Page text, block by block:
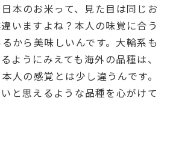
本のお米って、見た目は同じお
いますよね？本人の味覚に合う
から美味しいんです。大輪系も
ようにみえても海外の品種は、
人の感覚とは少し違うんです。
と思えるような品種を心がけて